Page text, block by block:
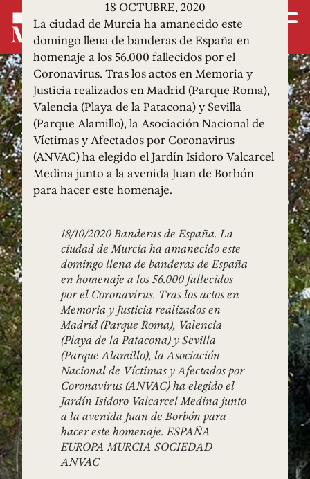
18 OCTUBRE, 2020
La ciudad de Murcia ha amanecido este
domingo llena de banderas de España en
homenaje a los 56.000 fallecidos por el
Coronavirus. Tras los actos en Memoria y
Justicia realizados en Madrid (Parque Roma),
Valencia (Playa de la Patacona) y Sevilla
(Parque Alamillo), la Asociación Nacional de
Víctimas y Afectados por Coronavirus
(ANVAC) ha elegido el Jardín Isidoro Valcarcel
Medina junto a la avenida Juan de Borbón
para hacer este homenaje.
18/10/2020 Banderas de España. La
ciudad de Murcia ha amanecido este
domingo llena de banderas de España
en homenaje a los 56.000 fallecidos
por el Coronavirus. Tras los actos en
Memoria y Justicia realizados en
Madrid (Parque Roma), Valencia
(Playa de la Patacona) y Sevilla
(Parque Alamillo), la Asociación
Nacional de Víctimas y Afectados por
Coronavirus (ANVAC) ha elegido el
Jardín Isidoro Valcarcel Medina junto
a la avenida Juan de Borbón para
hacer este homenaje. ESPAÑA
EUROPA MURCIA SOCIEDAD
ANVAC